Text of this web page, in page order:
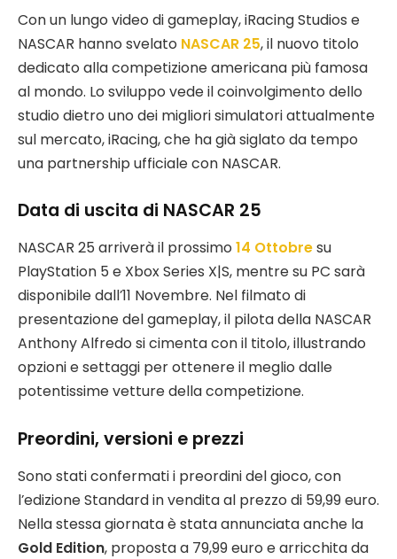
Con un lungo video di gameplay, iRacing Studios e
NASCAR hanno svelato NASCAR 25, il nuovo titolo
dedicato alla competizione americana più famosa
al mondo. Lo sviluppo vede il coinvolgimento dello
studio dietro uno dei migliori simulatori attualmente
sul mercato, iRacing, che ha già siglato da tempo
una partnership ufficiale con NASCAR.
Data di uscita di NASCAR 25
NASCAR 25 arriverà il prossimo 14 Ottobresu
PlayStation 5 e Xbox Series X|S, mentre su PC sarà
disponibile dall’11 Novembre. Nel filmato di
presentazione del gameplay, il pilota della NASCAR
Anthony Alfredo si cimenta con il titolo, illustrando
opzioni e settaggi per ottenere il meglio dalle
potentissime vetture della competizione.
Preordini, versioni e prezzi
Sono stati confermati i preordini del gioco, con
l’edizione Standard in vendita al prezzo di 59,99 euro.
Nella stessa giornata è stata annunciata anche la
Gold Edition, proposta a 79,99 euro e arricchita da